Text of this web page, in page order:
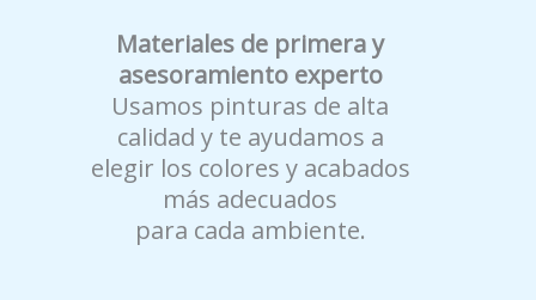
Materiales de primera y
asesoramiento experto
Usamos pinturas de alta
calidad y te ayudamos a
elegir los colores y acabados
más adecuados
para cada ambiente.